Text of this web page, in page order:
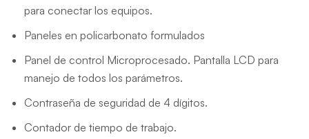
para conectar los equipos.
Paneles en policarbonato formulados
Panel de control Microprocesado. Pantalla LCD para
manejo de todos los parámetros.
Contraseña de seguridad de 4 dígitos.
Contador de tiempo de trabajo.